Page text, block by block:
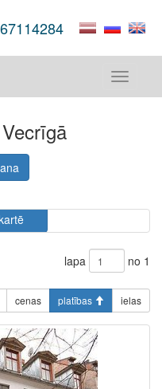
Toggle
lapa no 1
cenas platības ielas